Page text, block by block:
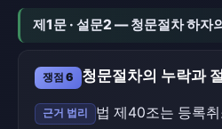
제1문 · 설문2 — 청문절차 하자
쟁점 6 청문절차의 누락과
근거 법리
법 제40조는 등록